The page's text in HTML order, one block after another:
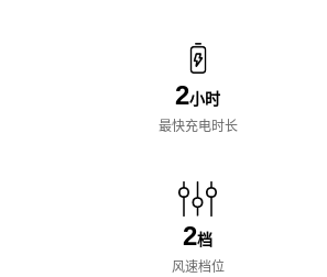
2小时
最快充电时长
2档
风速档位